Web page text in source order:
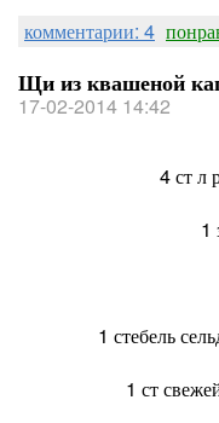
комментарии: 4
Щи из квашеной
17-02-2014 14:42
4 ст л
1
1 стебель
1 ст